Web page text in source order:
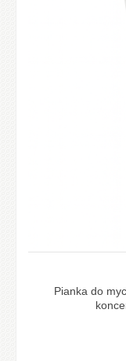
Pianka do